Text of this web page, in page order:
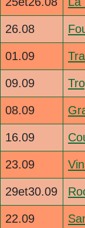
26.08
01.09
09.09
08.09
16.09
23.09
29et30.09
22.09